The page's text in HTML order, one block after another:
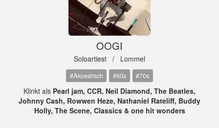
OOGI
Soloartiest / Lommel
#Akoestisch #60s #70s
Klinkt als Pearl jam, CCR, Neil Diamond, The Beatles,
Johnny Cash, Rowwen Heze, Nathaniel Rateliff, Buddy
Holly, The Scene, Classics & one hit wonders